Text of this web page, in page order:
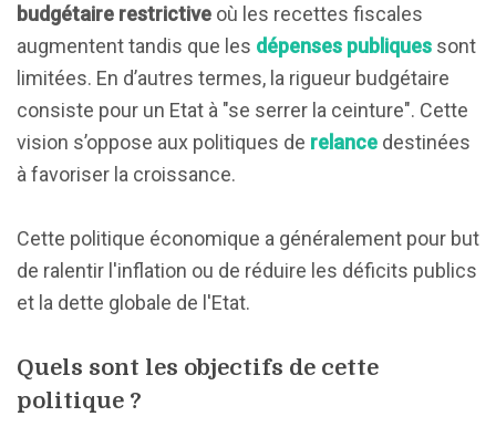
budgétaire restrictive où les recettes fiscales
augmentent tandis que les dépenses publiques sont
limitées. En d’autres termes, la rigueur budgétaire
consiste pour un Etat à "se serrer la ceinture". Cette
vision s’oppose aux politiques de relance destinées
à favoriser la croissance.
Cette politique économique a généralement pour but
de ralentir l'inflation ou de réduire les déficits publics
et la dette globale de l'Etat.
Quels sont les objectifs de cette
politique ?